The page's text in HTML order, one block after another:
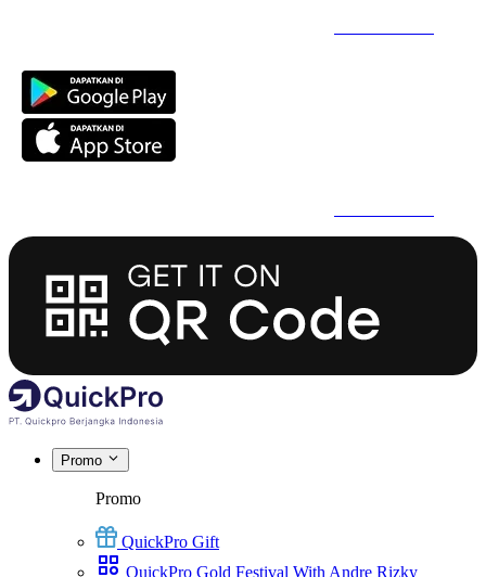
Promo
Promo
QuickPro Gift
QuickPro Gold Festival With Andre Rizky